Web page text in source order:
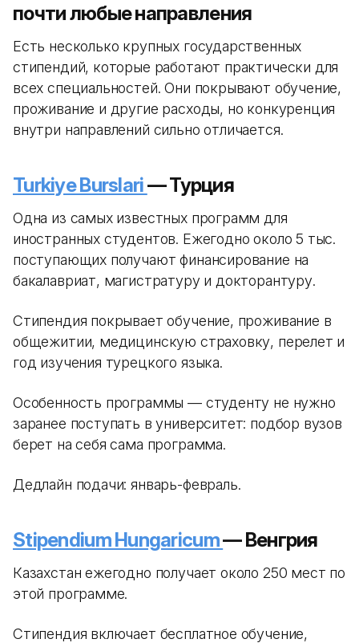
почти любые направления
Есть несколько крупных государственных
стипендий, которые работают практически для
всех специальностей. Они покрывают обучение,
проживание и другие расходы, но конкуренция
внутри направлений сильно отличается.
Turkiye Burslari— Турция
Одна из самых известных программ для
иностранных студентов. Ежегодно около 5 тыс.
поступающих получают финансирование на
бакалавриат, магистратуру и докторантуру.
Стипендия покрывает обучение, проживание в
общежитии, медицинскую страховку, перелет и
год изучения турецкого языка.
Особенность программы — студенту не нужно
заранее поступать в университет: подбор вузов
берет на себя сама программа.
Дедлайн подачи: январь-февраль.
Stipendium Hungaricum— Венгрия
Казахстан ежегодно получает около 250 мест по
этой программе.
Стипендия включает бесплатное обучение,